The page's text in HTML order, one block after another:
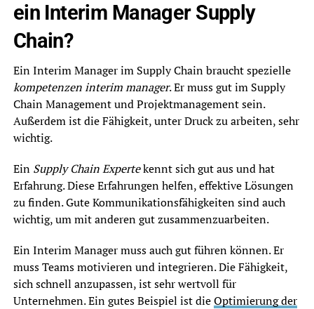
ein Interim Manager Supply
Chain?
Ein Interim Manager im Supply Chain braucht spezielle
kompetenzen interim manager. Er muss gut im Supply
Chain Management und Projektmanagement sein.
Außerdem ist die Fähigkeit, unter Druck zu arbeiten, sehr
wichtig.
Ein Supply Chain Expertekennt sich gut aus und hat
Erfahrung. Diese Erfahrungen helfen, effektive Lösungen
zu finden. Gute Kommunikationsfähigkeiten sind auch
wichtig, um mit anderen gut zusammenzuarbeiten.
Ein Interim Manager muss auch gut führen können. Er
muss Teams motivieren und integrieren. Die Fähigkeit,
sich schnell anzupassen, ist sehr wertvoll für
Unternehmen. Ein gutes Beispiel ist dieOptimierung der